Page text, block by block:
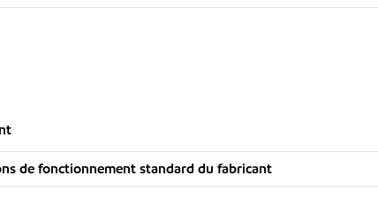
de fonctionnement standard du fabricant